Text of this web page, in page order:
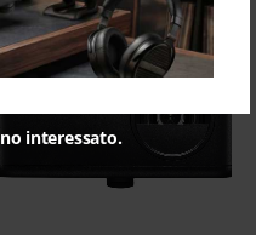
interessato.